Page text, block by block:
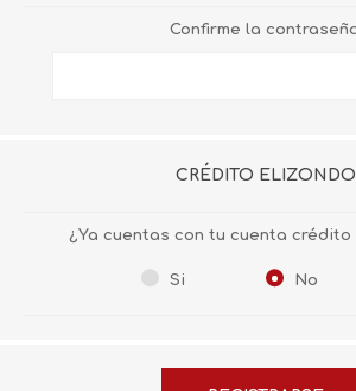
Confirme la
CRÉDITO ELIZONDO
¿Ya cuentas con tu cuenta crédito
Si No